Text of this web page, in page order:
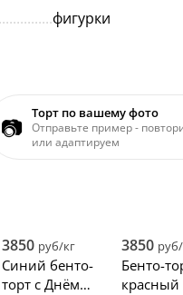
фигурки
📷 Торт по вашему фото
Отправьте пример -
или адаптируем
3850 руб/кг
Синий бенто-
торт с Днём
3850
Бенто-
красный